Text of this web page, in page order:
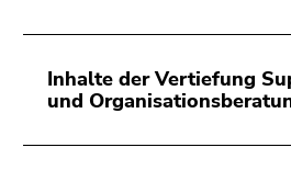
Inhalte der Vertiefung
und